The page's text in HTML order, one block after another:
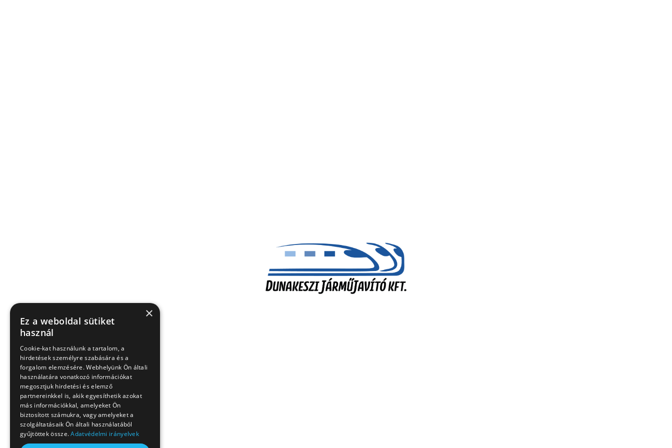
×
Ez a weboldal sütiket
használ
Cookie-kat használunk a tartalom, a
hirdetések személyre szabására és a
forgalom elemzésére. Webhelyünk Ön általi
használatára vonatkozó információkat
megosztjuk hirdetési és elemző
partnereinkkel is, akik egyesíthetik azokat
más információkkal, amelyeket Ön
biztosított számukra, vagy amelyeket a
szolgáltatásaik Ön általi használatából
gyűjtöttek össze.Adatvédelmi irányelvek